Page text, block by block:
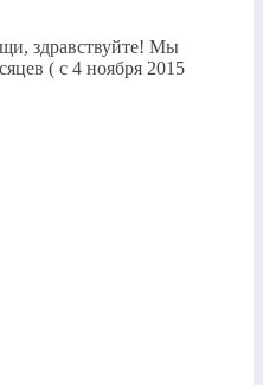
здравствуйте! Мы
( с 4 ноября 2015